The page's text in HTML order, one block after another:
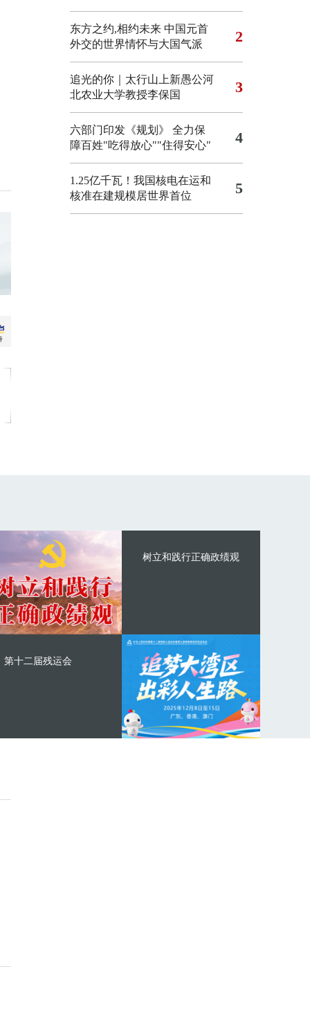
东方之约,相约未来 中国元首
外交的世界情怀与大国气派
2
追光的你｜太行山上新愚公河
北农业大学教授李保国
3
六部门印发《规划》 全力保
障百姓"吃得放心""住得安心"
4
1.25亿千瓦！我国核电在运和
核准在建规模居世界首位
5
树立和践行正确政绩观
第十二届残运会